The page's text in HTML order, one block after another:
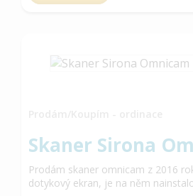
Skaner Sirona
Prodám skaner omnicam z 2016
dotykový ekran, je na něm